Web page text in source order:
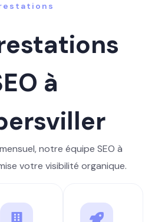
à
notre équipe SEO à
votre visibilité organique.